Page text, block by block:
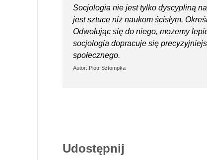
Socjologia nie jest tylko dyscypliną
jest sztuce niż naukom ścisłym.
Odwołując się do niego, możemy
socjologia dopracuje się
społecznego.
Autor: Piotr Sztompka
Udostępnij